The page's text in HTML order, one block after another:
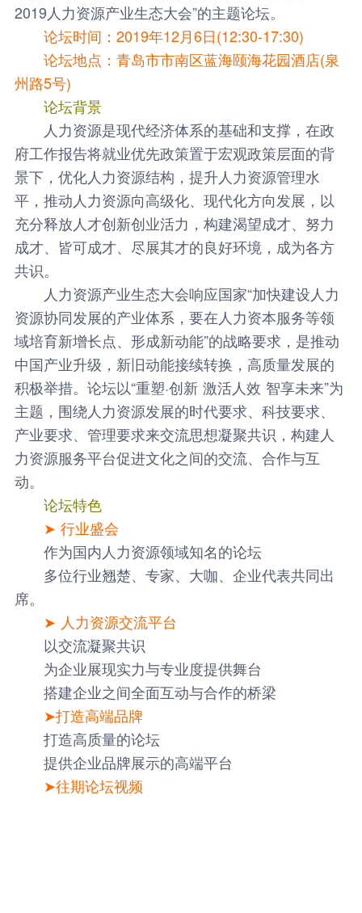
2019人力资源产业生态大会”的主题论坛。
论坛时间：2019年12月6日(12:30-17:30)
论坛地点：青岛市市南区蓝海颐海花园酒店(泉
州路5号)
论坛背景
人力资源是现代经济体系的基础和支撑，在政
府工作报告将就业优先政策置于宏观政策层面的背
景下，优化人力资源结构，提升人力资源管理水
平，推动人力资源向高级化、现代化方向发展，以
充分释放人才创新创业活力，构建渴望成才、努力
成才、皆可成才、尽展其才的良好环境，成为各方
共识。
人力资源产业生态大会响应国家“加快建设人力
资源协同发展的产业体系，要在人力资本服务等领
域培育新增长点、形成新动能”的战略要求，是推动
中国产业升级，新旧动能接续转换，高质量发展的
积极举措。论坛以“重塑·创新 激活人效 智享未来”为
主题，围绕人力资源发展的时代要求、科技要求、
产业要求、管理要求来交流思想凝聚共识，构建人
力资源服务平台促进文化之间的交流、合作与互
动。
论坛特色
➤ 行业盛会
作为国内人力资源领域知名的论坛
多位行业翘楚、专家、大咖、企业代表共同出
席。
➤ 人力资源交流平台
以交流凝聚共识
为企业展现实力与专业度提供舞台
搭建企业之间全面互动与合作的桥梁
➤打造高端品牌
打造高质量的论坛
提供企业品牌展示的高端平台
➤往期论坛视频